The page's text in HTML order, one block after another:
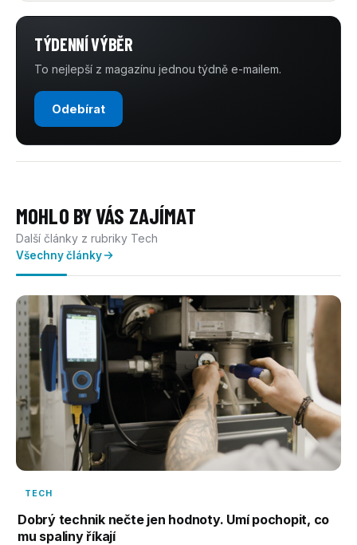
TÝDENNÍ VÝBĚR
To nejlepší z magazínu jednou týdně e-mailem.
Odebírat
MOHLO BY VÁS ZAJÍMAT
Další články z rubriky Tech
Všechny články
TECH
Dobrý technik nečte jen hodnoty. Umí pochopit, co
mu spaliny říkají